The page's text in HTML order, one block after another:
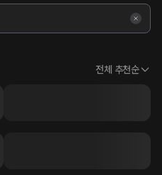
전체 추천순